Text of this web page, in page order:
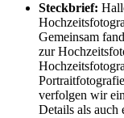
Steckbrief:
Gemeinsam
zur
verfolgen wir
Details als auch